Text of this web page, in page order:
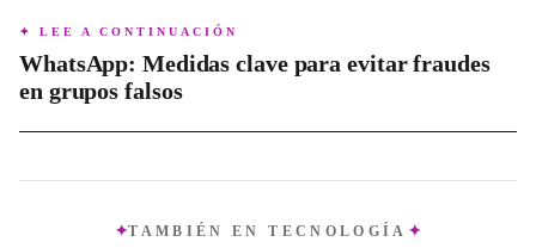
objetivo es consolidar la identidad bajo 'PlayStation'.
✦ LEE A CONTINUACIÓN
WhatsApp: Medidas clave para evitar fraudes
en grupos falsos
TAMBIÉN ENTECNOLOGÍA